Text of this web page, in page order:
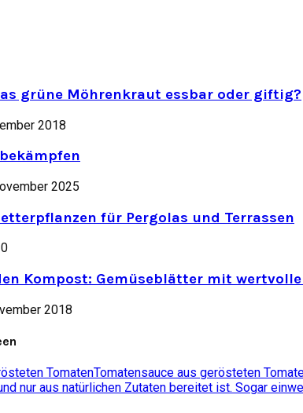
grüne Möhrenkraut essbar oder giftig?
2018
2025
für Pergolas und Terrassen
Kompost: Gemüseblätter mit
2018
TomatenTomatensauce aus gerösteten
nur aus natürlichen Zutaten bereitet ist. Sogar